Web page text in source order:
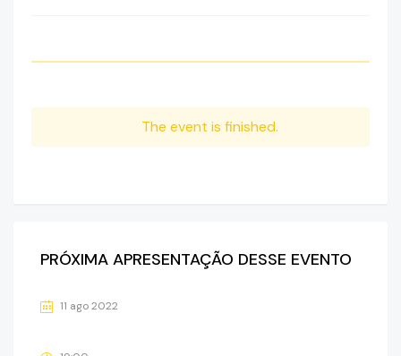
The event is finished.
PRÓXIMA APRESENTAÇÃO DESSE EVENTO
11 ago 2022